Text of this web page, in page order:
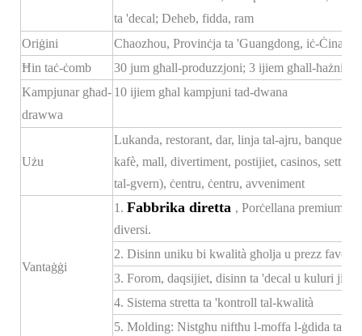
ta 'decal; Deheb, fidda, ram
Oriġini
Chaozhou, Provinċja ta 'Guangdong, iċ-Ċina
Ħin taċ-ċomb
30 jum għall-produzzjoni; 3 ijiem għall-ħażniet
Kampjunar għad-
drawwa
10 ijiem għal kampjuni tad-dwana
Użu
Lukanda, restorant, dar, linja tal-ajru, banquet,
kafè, mall, divertiment, postijiet, casinos, settur
tal-gvern), ċentru, ċentru, avveniment
Vantaġġi
1. Fabbrika diretta , Porċellana premium,
diversi.
2. Disinn uniku bi kwalità għolja u prezz
3. Forom, daqsijiet, disinn ta 'decal u kuluri
4. Sistema stretta ta 'kontroll tal-kwalità
5. Molding: Nistgħu niftħu l-moffa l-ġdida tas-